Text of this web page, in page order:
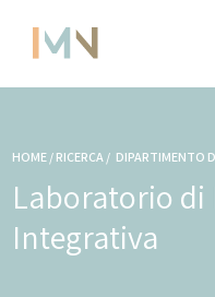
HOME / RICERCA / DIPARTIMENTO
Laboratorio di
Integrativa